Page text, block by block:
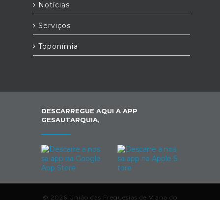
Notícias
Serviços
Toponímia
DESCARREGUE AQUI A APP
GESAUTARQUIA,
© 2026 União das Freguesias de Viana do